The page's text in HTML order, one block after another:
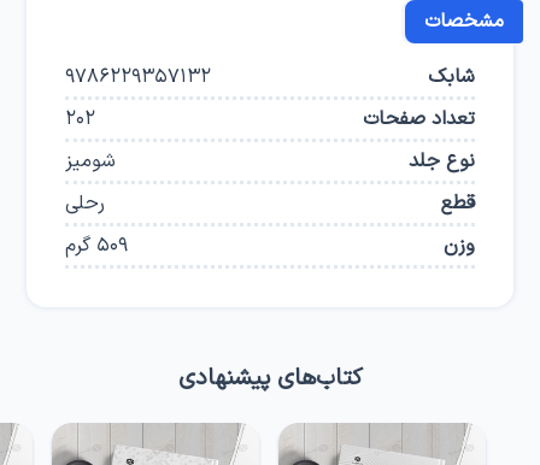
مشخصات
شابک
9786229357132
تعداد صفحات
202
نوع جلد
شومیز
قطع
رحلی
وزن
509 گرم
کتاب‌های پیشنهادی